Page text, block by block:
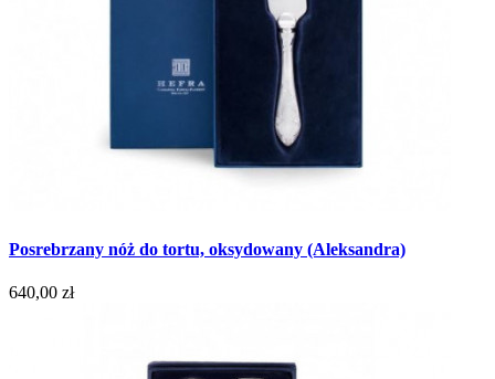
Posrebrzany nóż do tortu, oksydowany (Aleksandra)
640,00 zł